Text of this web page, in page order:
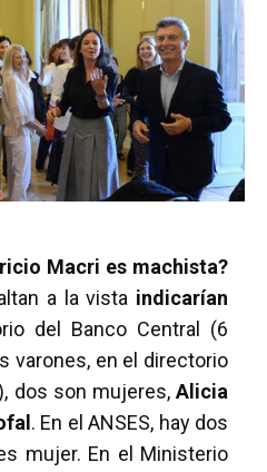
Macri es machista?
a la vista indicarían
del Banco Central (6
varones, en el directorio
dos son mujeres, Alicia
. En el ANSES, hay dos
mujer. En el Ministerio